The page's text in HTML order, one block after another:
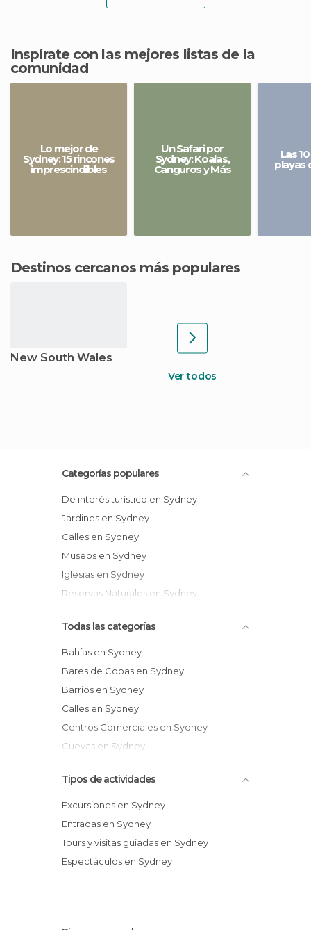
Inspírate con las mejores listas de la
comunidad
Lo mejor de
Sydney: 15 rincones
imprescindibles
Un Safari por
Sydney: Koalas,
Canguros y Más
Las
playas
Destinos cercanos más populares
New South Wales
Ver todos
Categorías populares
De interés turístico en Sydney
Jardines en Sydney
Calles en Sydney
Museos en Sydney
Iglesias en Sydney
Reservas Naturales en Sydney
Todas las categorías
Bahías en Sydney
Bares de Copas en Sydney
Barrios en Sydney
Calles en Sydney
Centros Comerciales en Sydney
Cuevas en Sydney
De interés deportivo en Sydney
De interés turístico en Sydney
Espectáculos en Sydney
Estaciones de Tren en Sydney
Estatuas en Sydney
Tipos de actividades
Excursiones en Sydney
Entradas en Sydney
Tours y visitas guiadas en Sydney
Espectáculos en Sydney